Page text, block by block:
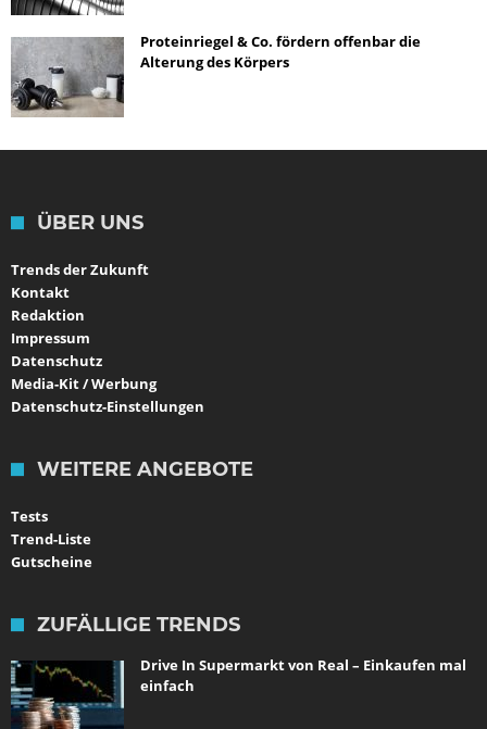
Proteinriegel & Co. fördern offenbar die
Alterung des Körpers
ÜBER UNS
Trends der Zukunft
Kontakt
Redaktion
Impressum
Datenschutz
Media-Kit / Werbung
Datenschutz-Einstellungen
WEITERE ANGEBOTE
Tests
Trend-Liste
Gutscheine
ZUFÄLLIGE TRENDS
Drive In Supermarkt von Real – Einkaufen mal
einfach